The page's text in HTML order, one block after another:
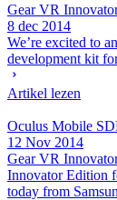
Gear VR
8 dec 2014
We’re excited to
development kit
Artikel lezen
Oculus Mobile
12 Nov 2014
Gear VR
Innovator Edition
today from